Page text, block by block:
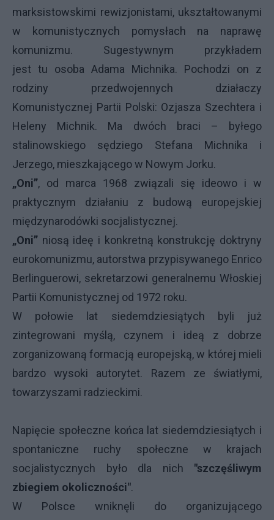
marksistowskimi rewizjonistami, ukształtowanymi
w komunistycznych pomysłach na naprawę
komunizmu. Sugestywnym przykładem
jest tu osoba Adama Michnika. Pochodzi on z
rodziny przedwojennych działaczy
Komunistycznej Partii Polski: Ozjasza Szechtera i
Heleny Michnik. Ma dwóch braci – byłego
stalinowskiego sędziego Stefana Michnika i
Jerzego, mieszkającego w Nowym Jorku.
„Oni”, od marca 1968 związali się ideowo i w
praktycznym działaniu z budową europejskiej
międzynarodówki socjalistycznej.
„Oni” niosą ideę i konkretną konstrukcję doktryny
eurokomunizmu, autorstwa przypisywanego Enrico
Berlinguerowi, sekretarzowi generalnemu Włoskiej
Partii Komunistycznej od 1972 roku.
W połowie lat siedemdziesiątych byli już
zintegrowani myślą, czynem i ideą z dobrze
zorganizowaną formacją europejską, w której mieli
bardzo wysoki autorytet. Razem ze światłymi,
towarzyszami radzieckimi.
Napięcie społeczne końca lat siedemdziesiątych i
spontaniczne ruchy społeczne w krajach
socjalistycznych było dla nich "szczęśliwym
zbiegiem okoliczności".
W Polsce wniknęli do organizującego